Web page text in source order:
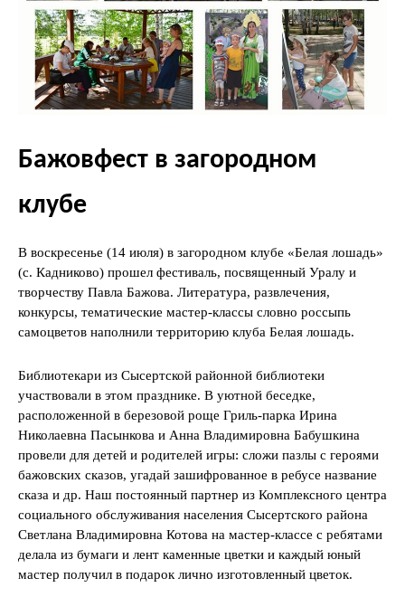
Бажовфест в загородном
клубе
В воскресенье (14 июля) в загородном клубе «Белая лошадь»
(с. Кадниково) прошел фестиваль, посвященный Уралу и
творчеству Павла Бажова. Литература, развлечения,
конкурсы, тематические мастер-классы словно россыпь
самоцветов наполнили территорию клуба Белая лошадь.
Библиотекари из Сысертской районной библиотеки
участвовали в этом празднике. В уютной беседке,
расположенной в березовой роще Гриль-парка Ирина
Николаевна Пасынкова и Анна Владимировна Бабушкина
провели для детей и родителей игры: сложи пазлы с героями
бажовских сказов, угадай зашифрованное в ребусе название
сказа и др. Наш постоянный партнер из Комплексного центра
социального обслуживания населения Сысертского района
Светлана Владимировна Котова на мастер-классе с ребятами
делала из бумаги и лент каменные цветки и каждый юный
мастер получил в подарок лично изготовленный цветок.